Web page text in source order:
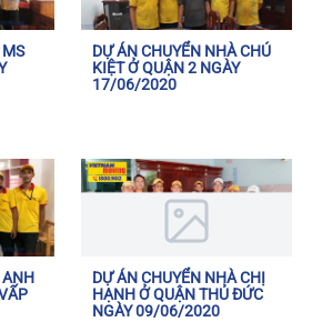
DỰ ÁN CHUYỂN NHÀ CHÚ
KIỆT Ở QUẬN 2 NGÀY
17/06/2020
ANH
DỰ ÁN CHUYỂN NHÀ CHỊ
HẠNH Ở QUẬN THỦ ĐỨC
NGÀY 09/06/2020